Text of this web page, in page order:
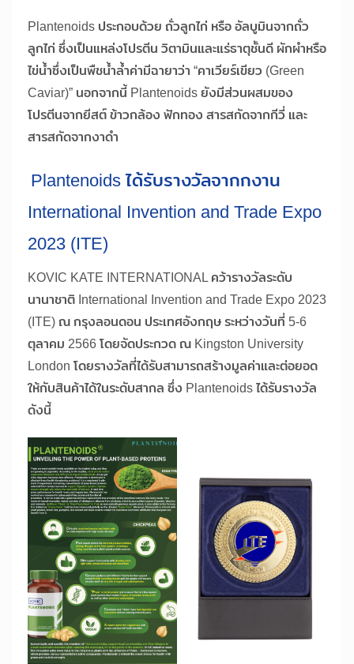
Plantenoids ประกอบด้วย ถั่วลูกไก่ หรือ อัลบูมินจากถั่ว
ลูกไก่ ซึ่งเป็นแหล่งโปรตีน วิตามินและแร่ธาตุชั้นดี ผักผำหรือ
ไข่น้ำซึ่งเป็นพืชน้ำล้ำค่ามีฉายาว่า “คาเวียร์เขียว (Green
Caviar)” นอกจากนี้ Plantenoids ยังมีส่วนผสมของ
โปรตีนจากยีสต์ ข้าวกล้อง ฟักทอง สารสกัดจากกีวี่ และ
สารสกัดจากงาดำ
Plantenoids ได้รับรางวัลจากกงาน
International Invention and Trade Expo
2023 (ITE)
KOVIC KATE INTERNATIONAL คว้ารางวัลระดับ
นานาชาติ International Invention and Trade Expo 2023
(ITE) ณ กรุงลอนดอน ประเทศอังกฤษ ระหว่างวันที่ 5-6
ตุลาคม 2566 โดยจัดประกวด ณ Kingston University
London โดยรางวัลที่ได้รับสามารถสร้างมูลค่าและต่อยอด
ให้กับสินค้าได้ในระดับสากล ซึ่ง Plantenoids ได้รับรางวัล
ดังนี้